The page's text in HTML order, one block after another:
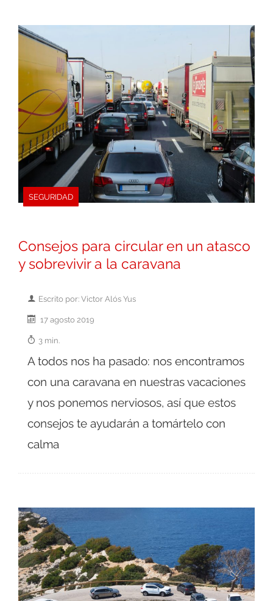
SEGURIDAD
Consejos para circular en un atasco
y sobrevivir a la caravana
Escrito por: Victor Alós Yus
17 agosto 2019
3 min.
A todos nos ha pasado: nos encontramos
con una caravana en nuestras vacaciones
y nos ponemos nerviosos, así que estos
consejos te ayudarán a tomártelo con
calma